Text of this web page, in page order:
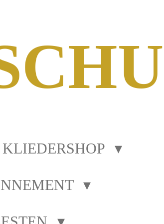
KLIEDERSHOP